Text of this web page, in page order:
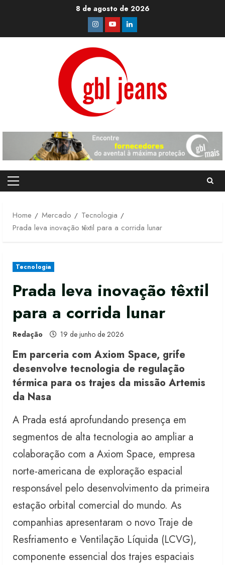
8 de agosto de 2026
Instagram
YoutubeLinkedin
Primary
Home
Mercado
Tecnologia
Prada leva inovação têxtil para a corrida lunar
Tecnologia
Prada leva inovação têxtil
para a corrida lunar
Redação 19 de junho de 2026
Em parceria com Axiom Space, grife
desenvolve tecnologia de regulação
térmica para os trajes da missão Artemis
da Nasa
A Prada está aprofundando presença em
segmentos de alta tecnologia ao ampliar a
colaboração com a Axiom Space, empresa
norte-americana de exploração espacial
responsável pelo desenvolvimento da primeira
estação orbital comercial do mundo. As
companhias apresentaram o novo Traje de
Resfriamento e Ventilação Líquida (LCVG),
componente essencial dos trajes espaciais